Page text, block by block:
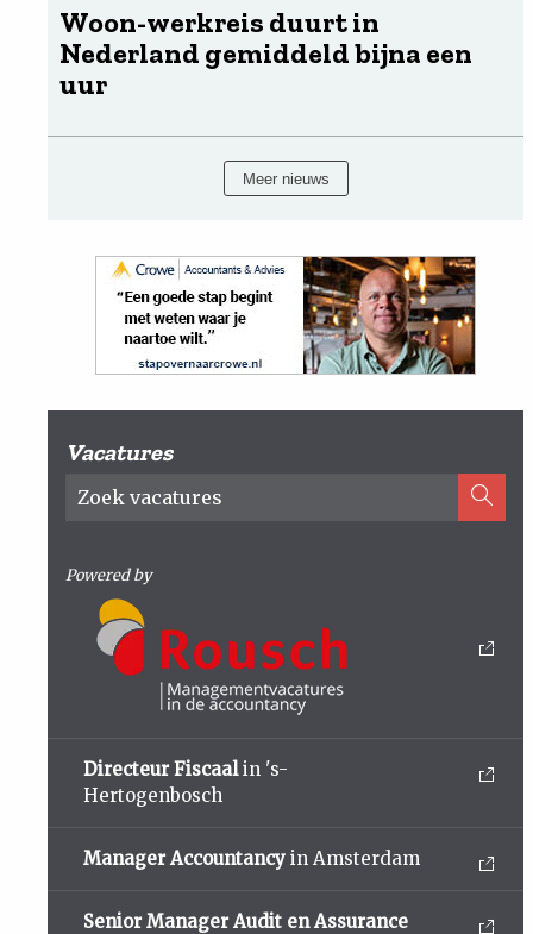
Woon-werkreis duurt in
Nederland gemiddeld bijna een
uur
Meer nieuws
Vacatures
Powered by
Directeur Fiscaalin 's-
Hertogenbosch
Manager Accountancy in Amsterdam
Senior Manager Audit en Assurance